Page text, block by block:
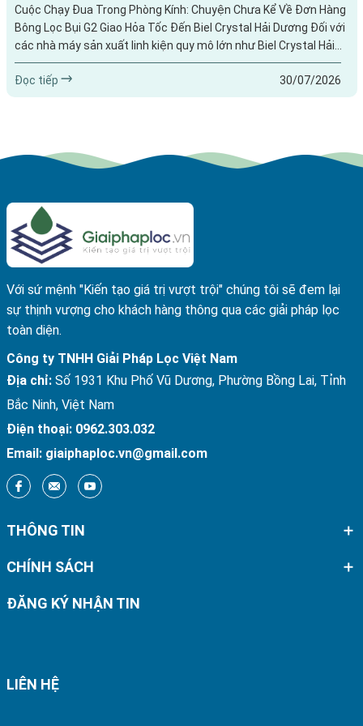
Cuộc Chạy Đua Trong Phòng Kính: Chuyện Chưa Kể Về Đơn Hàng
Bông Lọc Bụi G2 Giao Hỏa Tốc Đến Biel Crystal Hải Dương Đối với
các nhà máy sản xuất linh kiện quy mô lớn như Biel Crystal Hải
Dương, hệ thống lọc khí AHU gặp sự cố nghẹt bông lọc thô giống
như một áp lực cực đại cho phòng cơ điện. Một khi dòng khí bị
nghẹt, cảm biến áp suất báo động đỏ, toàn bộ dây chuyền...
Đọc tiếp 30/07/2026
Với sứ mệnh "Kiến tạo giá trị vượt trội" chúng tôi sẽ đem lại
sự thịnh vượng cho khách hàng thông qua các giải pháp lọc
toàn diện.
Công ty TNHH Giải Pháp Lọc Việt Nam
Địa chỉ: Số 1931 Khu Phố Vũ Dương, Phường Bồng Lai, Tỉnh
Bắc Ninh, Việt Nam
Điện thoại: 0962.303.032
Email: giaiphaploc.vn@gmail.com
THÔNG TIN
CHÍNH SÁCH
ĐĂNG KÝ NHẬN TIN
LIÊN HỆ